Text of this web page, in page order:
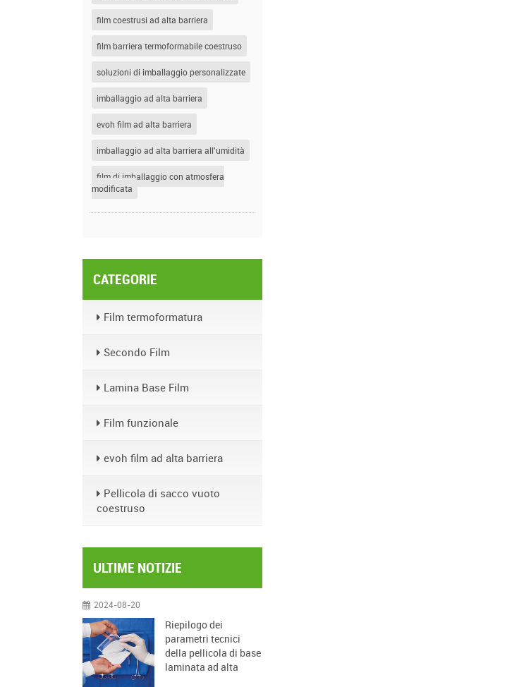
film coestrusi ad alta barriera
film barriera termoformabile coestruso
soluzioni di imballaggio personalizzate
imballaggio ad alta barriera
evoh film ad alta barriera
imballaggio ad alta barriera all'umidità
film di imballaggio con atmosfera
modificata
CATEGORIE
Film termoformatura
Secondo Film
Lamina Base Film
Film funzionale
evoh film ad alta barriera
Pellicola di sacco vuoto
coestruso
ULTIME NOTIZIE
2024-08-20
Riepilogo dei
parametri tecnici
della pellicola di base
laminata ad alta